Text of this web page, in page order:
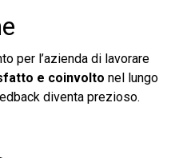
per l’azienda di lavorare
e coinvolto nel lungo
diventa prezioso.